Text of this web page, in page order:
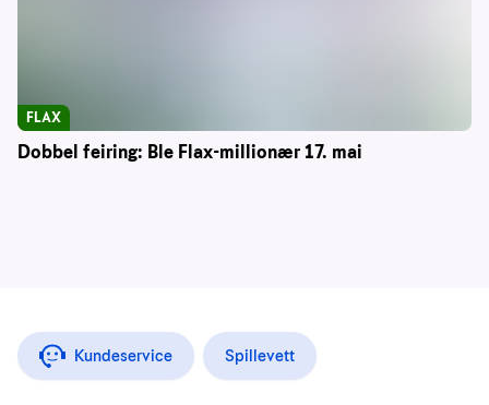
Dobbel feiring: Ble Flax-millionær 17. mai
FLAX
Kundeservice Spillevett